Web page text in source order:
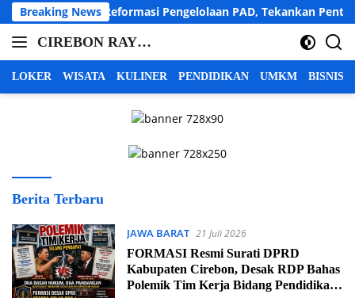
Langsung
ke
konten
Breaking News
Reformasi Pengelolaan PAD, Tekankan Pentingnya
CIREBON RAYA |
INFO CIREBON
CIREBON RAYA |
MAJALENGKA
KUNINGAN
cirebon
info
indramayu
majalengka
kuningan
LOKER WISATA KULINER PENDIDIKAN UMKM BISNIS
CIREBON
|
INFO
CIREBON
RAYA
Berita Terbaru
JAWA BARAT 21 Juli 2026
FORMASI Resmi Surati DPRD
Kabupaten Cirebon, Desak RDP Bahas
Polemik Tim Kerja Bidang Pendidikan